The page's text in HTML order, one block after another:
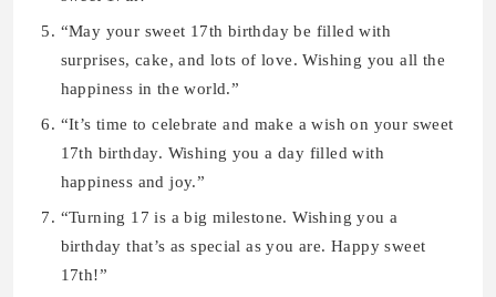
“May your sweet 17th birthday be filled with
surprises, cake, and lots of love. Wishing you all the
happiness in the world.”
“It’s time to celebrate and make a wish on your sweet
17th birthday. Wishing you a day filled with
happiness and joy.”
“Turning 17 is a big milestone. Wishing you a
birthday that’s as special as you are. Happy sweet
17th!”